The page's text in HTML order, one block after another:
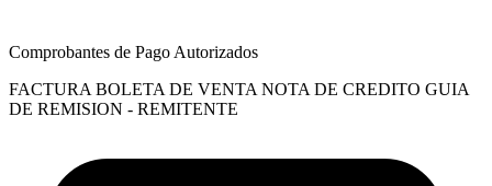
Comprobantes de Pago Autorizados
FACTURA BOLETA DE VENTA NOTA DE CREDITO GUIA
DE REMISION - REMITENTE